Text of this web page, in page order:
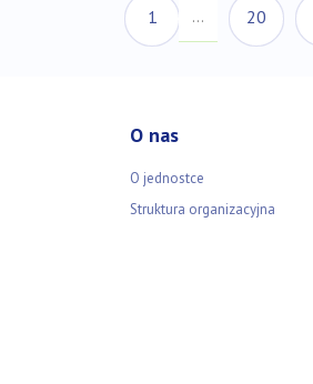
1 … 20
O nas
O jednostce
Struktura organizacyjna